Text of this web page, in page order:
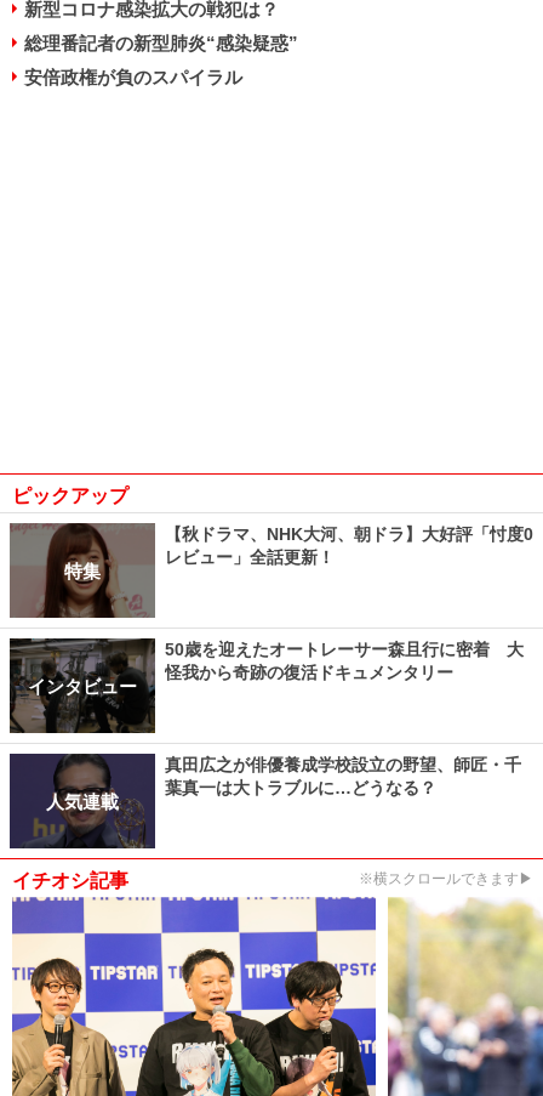
新型コロナ感染拡大の戦犯は？
総理番記者の新型肺炎“感染疑惑”
安倍政権が負のスパイラル
ピックアップ
特集
【秋ドラマ、NHK大河、朝ドラ】大好評「忖度0
レビュー」全話更新！
インタビュー
50歳を迎えたオートレーサー森且行に密着 大
怪我から奇跡の復活ドキュメンタリー
人気連載
真田広之が俳優養成学校設立の野望、師匠・千
葉真一は大トラブルに…どうなる？
イチオシ記事 ※横スクロールできます▶